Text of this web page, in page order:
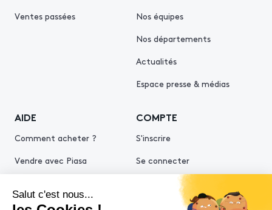
Ventes passées
Nos équipes
Nos départements
Actualités
Espace presse & médias
AIDE
Comment acheter ?
Vendre avec Piasa
COMPTE
S'inscrire
Se connecter